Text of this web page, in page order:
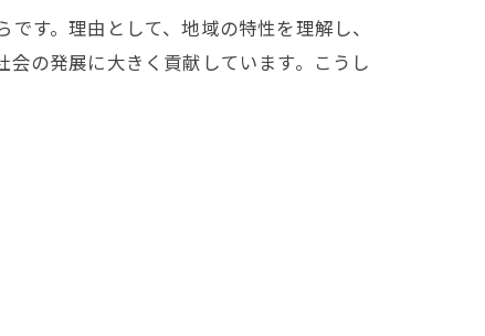
す。理由として、地域の特性を理解し、
の発展に大きく貢献しています。こうし